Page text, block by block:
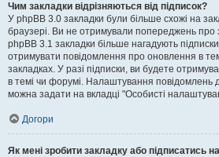
Чим закладки відрізняються від підписок?
У phpBB 3.0 закладки були більше схожі на
браузері. Ви не отримували попереджень про
phpBB 3.1 закладки більше нагадують
отримувати повідомлення про оновлення в
закладках. У разі підписки, ви будете
в темі чи форумі. Налаштування повідомлень
можна задати на вкладці "Особисті
Догори
Як мені зробити закладку або підписатись